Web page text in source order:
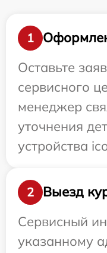
1
Оставьте
сервисного
менеджер
уточнения
устройства
2
Выезд
Сервисный
указанному